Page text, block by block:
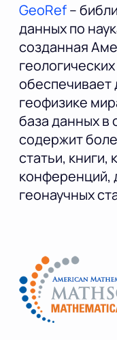
GeoRef–
данных по
созданная
обеспечивает
геофизике
база данных в
содержит
статьи, книги,
конференций,
геонаучных